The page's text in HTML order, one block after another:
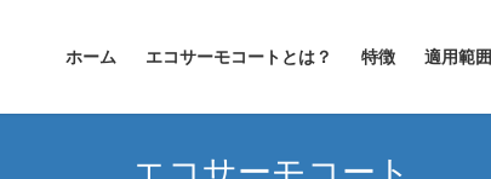
ホーム エコサーモコートとは？ 特徴 適用範囲